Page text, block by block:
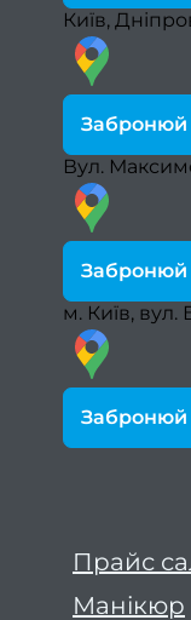
Київ,
Забронюй
Вул.
Забронюй
м. Київ, вул.
Забронюй
Прайс
Манікюр